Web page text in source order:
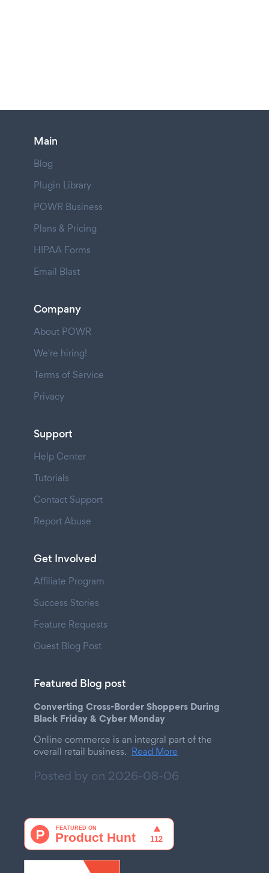
Main
Blog
Plugin Library
POWR Business
Plans & Pricing
HIPAA Forms
Email Blast
Company
About POWR
We're hiring!
Terms of Service
Privacy
Support
Help Center
Tutorials
Contact Support
Report Abuse
Get Involved
Affiliate Program
Success Stories
Feature Requests
Guest Blog Post
Featured Blog post
Converting Cross-Border Shoppers During
Black Friday & Cyber Monday
Online commerce is an integral part of the
overall retail business. Read More
Posted by on 2026-08-06